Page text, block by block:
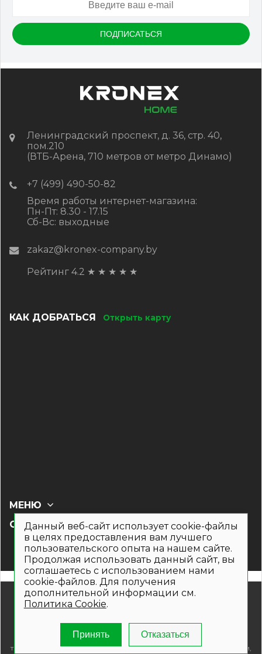
Ленинградский проспект, д. 36, стр. 40,
пом.210
(ВТБ-Арена, 710 метров от метро Динамо)
+7 (499) 490-50-82
Время работы интернет-магазина:
Пн-Пт: 8.30 - 17.15
Сб-Вс: выходные
zakaz@kronex-company.by
Рейтинг 4.2 ★ ★ ★ ★ ★
КАК ДОБРАТЬСЯ Открыть карту
СОЦ СЕТИ
МЕНЮ
© 2019- 2026. Общество с ограниченной ответственностью
подробной информации о наличии и стоимости указанных
товаров и (или) услуг , пожалуйста, обращайтесь по телефонам,
Данный веб-сайт использует cookie-файлы
в целях предоставления вам лучшего
пользовательского опыта на нашем сайте.
Продолжая использовать данный сайт, вы
соглашаетесь с использованием нами
cookie-файлов. Для получения
дополнительной информации см.
Политика Cookie.
Принять Отказаться